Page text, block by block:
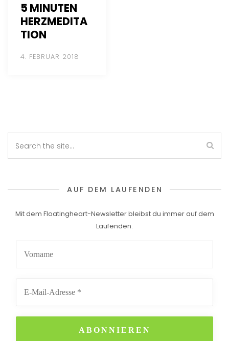
5 MINUTEN
HERZMEDITA
TION
4. FEBRUAR 2018
AUF DEM LAUFENDEN
Mit dem Floatingheart-Newsletter bleibst du immer auf dem
Laufenden.